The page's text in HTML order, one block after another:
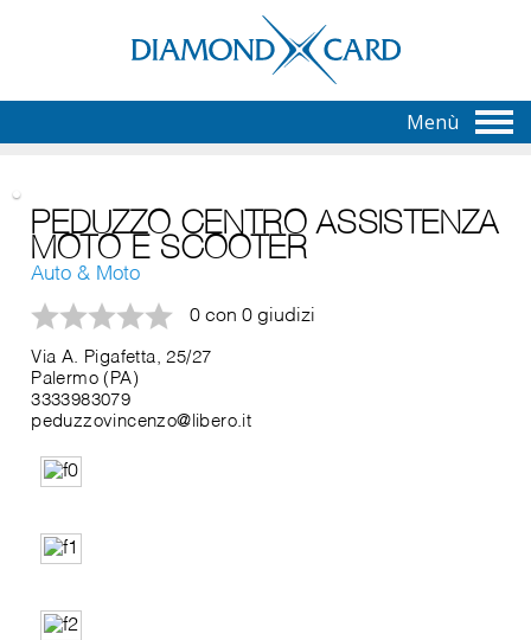
Menù
PEDUZZO CENTRO ASSISTENZA
MOTO E SCOOTER
Auto & Moto
0 con 0 giudizi
Via A. Pigafetta, 25/27
Palermo (PA)
3333983079
peduzzovincenzo@libero.it